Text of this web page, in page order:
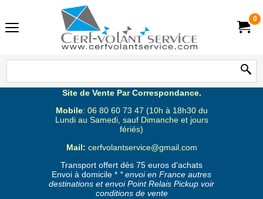
0
Site de Vente Par Correspondance.
Mobile: 06 80 60 73 47 (10h à 18h30 du
Lundi au Samedi, sauf Dimanche et jours
fériés)
Mail: cerfvolantservice@gmail.com
Transport offert dès 75 euros d'achats
Envoi à domicile * * envoi en France autres
destinations et envoi Point Relais Pickup voir
conditions de vente